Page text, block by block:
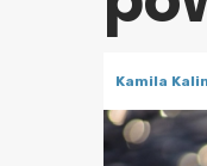
Kamila